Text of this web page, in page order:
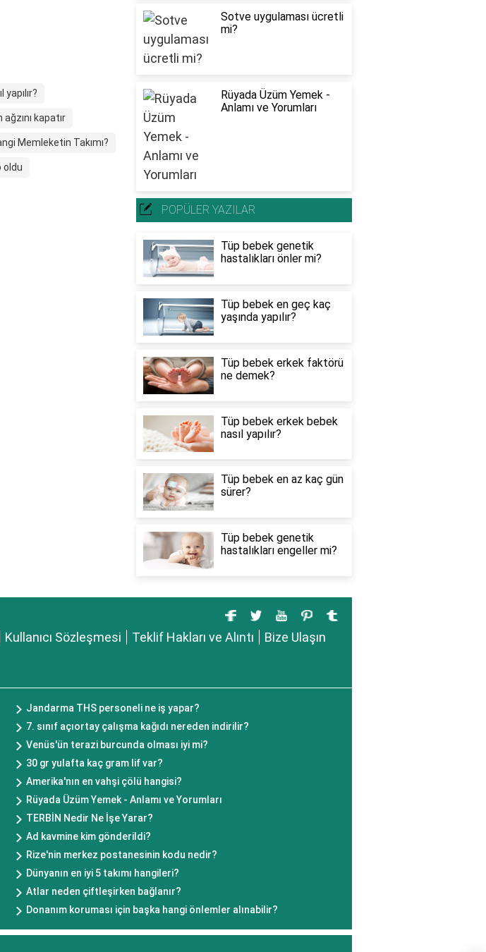
yapılır?
kapatır
Memleketin Takımı?
oldu
Sotve uygulaması ücretli
mi?
Rüyada Üzüm Yemek -
Anlamı ve Yorumları
POPÜLER YAZILAR
Tüp bebek genetik
hastalıkları önler mi?
Tüp bebek en geç kaç
yaşında yapılır?
Tüp bebek erkek faktörü
ne demek?
Tüp bebek erkek bebek
nasıl yapılır?
Tüp bebek en az kaç gün
sürer?
Tüp bebek genetik
hastalıkları engeller mi?
Kullanıcı Sözleşmesi Teklif Hakları ve Alıntı Bize Ulaşın
Jandarma THS personeli ne iş yapar?
7. sınıf açıortay çalışma kağıdı nereden indirilir?
Venüs'ün terazi burcunda olması iyi mi?
30 gr yulafta kaç gram lif var?
Amerika'nın en vahşi çölü hangisi?
Rüyada Üzüm Yemek - Anlamı ve Yorumları
TERBİN Nedir Ne İşe Yarar?
Ad kavmine kim gönderildi?
Rize'nin merkez postanesinin kodu nedir?
Dünyanın en iyi 5 takımı hangileri?
Atlar neden çiftleşirken bağlanır?
Donanım koruması için başka hangi önlemler alınabilir?